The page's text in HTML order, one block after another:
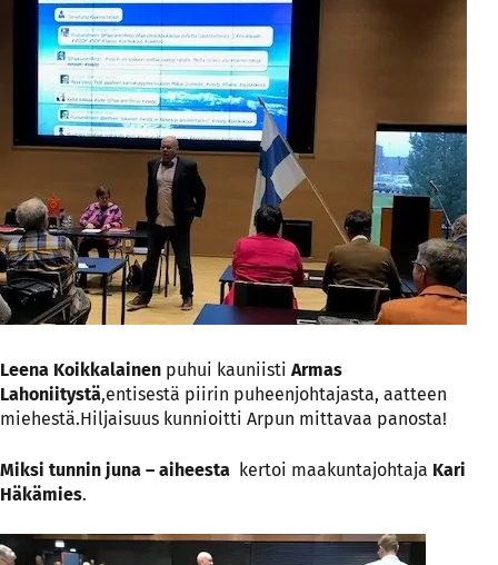
Leena Koikkalainen puhui kauniisti Armas
Lahoniitystä,entisestä piirin puheenjohtajasta, aatteen
miehestä.Hiljaisuus kunnioitti Arpun mittavaa panosta!
Miksi tunnin juna – aiheesta kertoi maakuntajohtaja Kari
Häkämies.